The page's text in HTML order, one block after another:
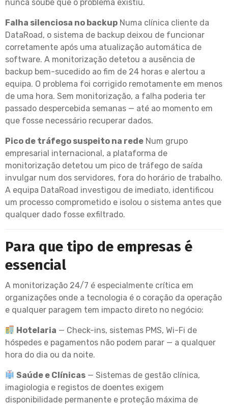
nunca soube que o problema existiu.
Falha silenciosa no backup Numa clínica cliente da
DataRoad, o sistema de backup deixou de funcionar
corretamente após uma atualização automática de
software. A monitorização detetou a ausência de
backup bem-sucedido ao fim de 24 horas e alertou a
equipa. O problema foi corrigido remotamente em menos
de uma hora. Sem monitorização, a falha poderia ter
passado despercebida semanas — até ao momento em
que fosse necessário recuperar dados.
Pico de tráfego suspeito na rede Num grupo
empresarial internacional, a plataforma de
monitorização detetou um pico de tráfego de saída
invulgar num dos servidores, fora do horário de trabalho.
A equipa DataRoad investigou de imediato, identificou
um processo comprometido e isolou o sistema antes que
qualquer dado fosse exfiltrado.
Para que tipo de empresas é
essencial
A monitorização 24/7 é especialmente crítica em
organizações onde a tecnologia é o coração da operação
e qualquer paragem tem impacto direto no negócio:
Hotelaria — Check-ins, sistemas PMS, Wi-Fi de
hóspedes e pagamentos não podem parar — a qualquer
hora do dia ou da noite.
Saúde e Clínicas — Sistemas de gestão clínica,
imagiologia e registos de doentes exigem
disponibilidade permanente e proteção máxima de